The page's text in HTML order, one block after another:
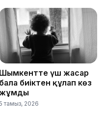
Шымкентте үш жасар
бала биіктен құлап көз
жұмды
тамыз, 2026